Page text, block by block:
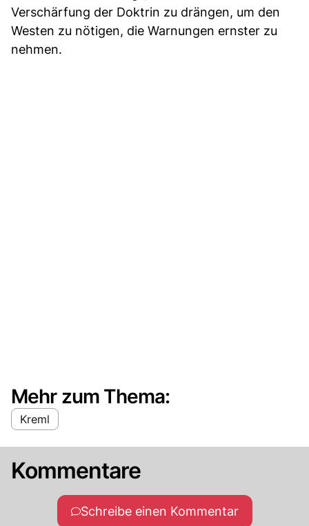
Verschärfung der Doktrin zu drängen, um den
Westen zu nötigen, die Warnungen ernster zu
nehmen.
Mehr zum Thema:
Kreml
Kommentare
Schreibe einen Kommentar